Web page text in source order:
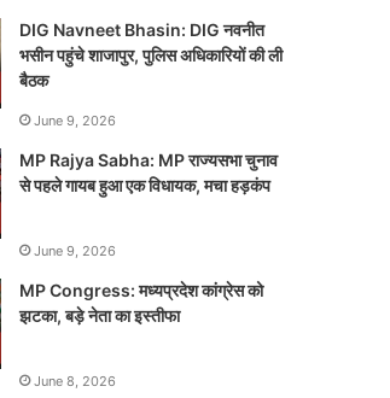
DIG Navneet Bhasin: DIG नवनीत
भसीन पहुंचे शाजापुर, पुलिस अधिकारियों की ली
बैठक
June 9, 2026
MP Rajya Sabha: MP राज्यसभा चुनाव
से पहले गायब हुआ एक विधायक, मचा हड़कंप
June 9, 2026
MP Congress: मध्यप्रदेश कांग्रेस को
झटका, बड़े नेता का इस्तीफा
June 8, 2026